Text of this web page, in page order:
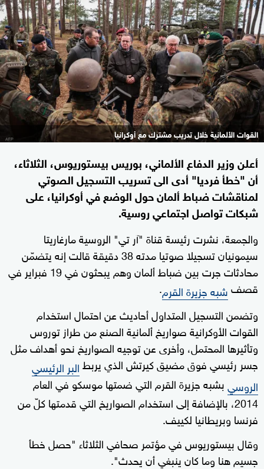
القوات الألمانية خلال تدريب مشترك مع أوكرانيا
أعلن وزير الدفاع الألماني، بوريس بيستوريوس، الثلاثاء،
أن "خطأ فرديا" أدى الى تسريب التسجيل الصوتي
لمناقشات ضباط ألمان حول الوضع في أوكرانيا، على
شبكات تواصل اجتماعي روسية.
والجمعة، نشرت رئيسة قناة "آر تي" الروسية مارغاريتا
سيمونيان تسجيلا صوتيا مدته 38 دقيقة قالت إنه يتضمّن
محادثات جرت بين ضباط ألمان وهم يبحثون في 19 فبراير في
قصفشبه جزيرة القرم.
وتضمن التسجيل المتداول أحاديث عن احتمال استخدام
القوات الأوكرانية صواريخ ألمانية الصنع من طراز توروس
وتأثيرها المحتمل، وأخرى عن توجيه الصواريخ نحو أهداف مثل
جسر رئيسي فوق مضيق كيرتش الذي يربطالبر الرئيسي
الروسيبشبه جزيرة القرم التي ضمتها موسكو في العام
2014، بالإضافة إلى استخدام الصواريخ التي قدمتها كلّ من
فرنسا وبريطانيا لكييف.
وقال بيستوريوس في مؤتمر صحافي الثلاثاء "حصل خطأ
جسيم هنا وما كان ينبغي أن يحدث".